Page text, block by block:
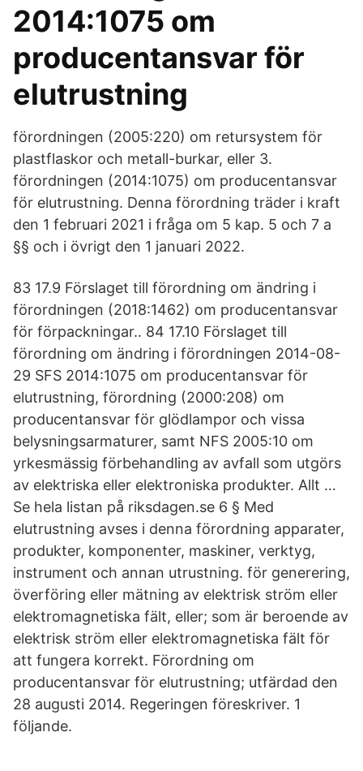
2014:1075 om
producentansvar för
elutrustning
förordningen (2005:220) om retursystem för
plastflaskor och metall-burkar, eller 3.
förordningen (2014:1075) om producentansvar
för elutrustning. Denna förordning träder i kraft
den 1 februari 2021 i fråga om 5 kap. 5 och 7 a
§§ och i övrigt den 1 januari 2022.
83 17.9 Förslaget till förordning om ändring i
förordningen (2018:1462) om producentansvar
för förpackningar.. 84 17.10 Förslaget till
förordning om ändring i förordningen 2014-08-
29 SFS 2014:1075 om producentansvar för
elutrustning, förordning (2000:208) om
producentansvar för glödlampor och vissa
belysningsarmaturer, samt NFS 2005:10 om
yrkesmässig förbehandling av avfall som utgörs
av elektriska eller elektroniska produkter. Allt …
Se hela listan på riksdagen.se 6 § Med
elutrustning avses i denna förordning apparater,
produkter, komponenter, maskiner, verktyg,
instrument och annan utrustning. för generering,
överföring eller mätning av elektrisk ström eller
elektromagnetiska fält, eller; som är beroende av
elektrisk ström eller elektromagnetiska fält för
att fungera korrekt. Förordning om
producentansvar för elutrustning; utfärdad den
28 augusti 2014. Regeringen föreskriver. 1
följande.